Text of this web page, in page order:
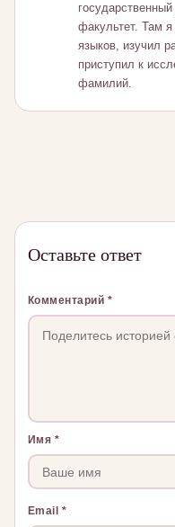
факультет. Там я
языков, изучил
приступил к
фамилий.
Оставьте ответ
Комментарий *
Имя *
Email *